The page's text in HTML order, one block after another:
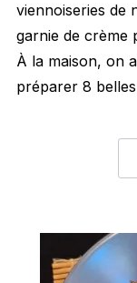
viennoiseries de
garnie de crème
À la maison, on
préparer 8